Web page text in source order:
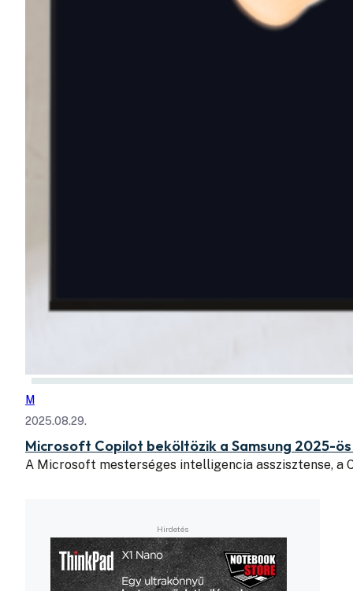
M
2025.08.29.
Microsoft Copilot beköltözik a Samsung 2025-
A Microsoft mesterséges intelligencia asszisztense, a